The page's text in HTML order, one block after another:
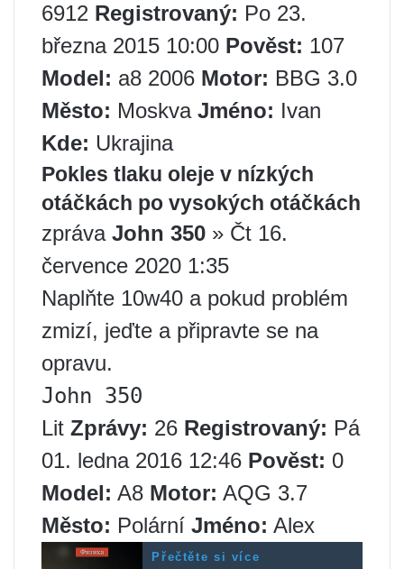
6912 Registrovaný: Po 23.
března 2015 10:00 Pověst: 107
Model: a8 2006 Motor: BBG 3.0
Město: Moskva Jméno: Ivan
Kde: Ukrajina
Pokles tlaku oleje v nízkých
otáčkách po vysokých otáčkách
zpráva John 350 » Čt 16.
července 2020 1:35
Naplňte 10w40 a pokud problém
zmizí, jeďte a připravte se na
opravu.
John 350
Lit Zprávy: 26 Registrovaný: Pá
01. ledna 2016 12:46 Pověst: 0
Model: A8 Motor: AQG 3.7
Město: Polární Jméno: Alex
Přečtěte si více